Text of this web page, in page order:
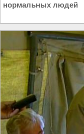
нормальных людей